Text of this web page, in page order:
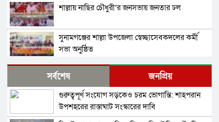
শাল্লায় নাছির চৌধুরী’র জনসভায় জনতার ঢল
সুনামগঞ্জের শাল্লা উপজেলা স্বেচ্ছাসেবকদলের কর্মী
সভা অনুষ্ঠিত
দিরাইয়ে মাওলানা মুশতাক গাজীনগরীর হত্যার
প্রতিবাদে বিক্ষোভ মিছিল ও সমাবেশ অনুষ্ঠিত
শাল্লায় স্বেচ্চায় রক্তদানের ছোট উদ্যোগ থেকে সুদৃঢ়
মানবিক নেটওয়ার্ক
সর্বশেষ জনপ্রিয়
গুরুত্বপূর্ণ সংযোগ সড়কেও চরম ভোগান্তি: শাহপরান
উপশহরের রাস্তাঘাট সংস্কারের দাবি